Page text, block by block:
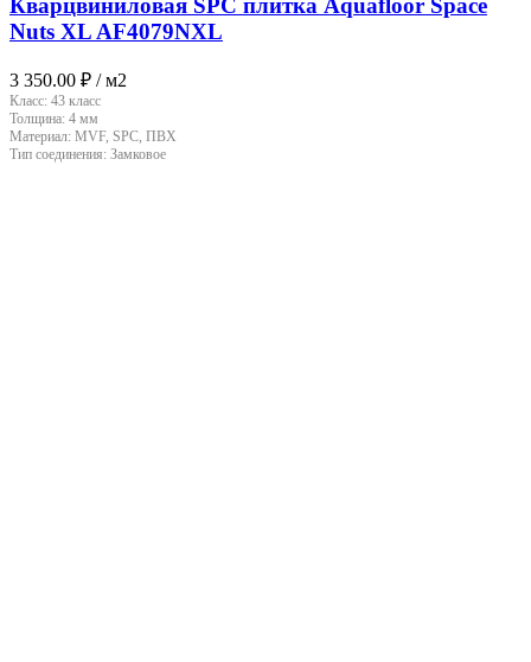
Nuts XL AF4079NXL
3 350.00 ₽ / м2
Класс: 43 класс
Толщина: 4 мм
Материал: MVF, SPC, ПВХ
Тип соединения: Замковое